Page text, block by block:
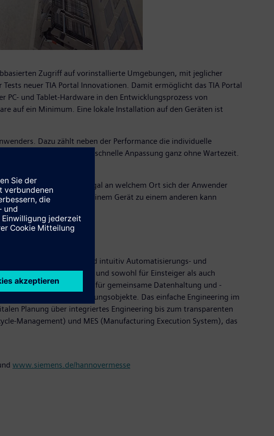
Zugriff auf vorinstallierte Umgebungen, mit jeglicher
neuer TIA Portal Innovationen. Damit ermöglicht das TIA Portal
und Tablet-Hardware in den Entwicklungsprozess von
auf ein Minimum. Eine lokale Installation auf den Geräten ist
Dazu zählt neben der Performance die individuelle
Anwender eine sehr schnelle Anpassung ganz ohne Wartezeit.
komfortablen Zugriff – egal an welchem Ort sich der Anwender
von Daten von einem Gerät zu einem anderen kann
der Anwender schnell und intuitiv Automatisierungs- und
ausgelegt und sowohl für Einsteiger als auch
Interface) und Antriebe, für gemeinsame Datenhaltung und -
über alle Automatisierungsobjekte. Das einfache Engineering im
Planung über integriertes Engineering bis zum transparenten
Management) und MES (Manufacturing Execution System), das
www.siemens.de/hannovermesse